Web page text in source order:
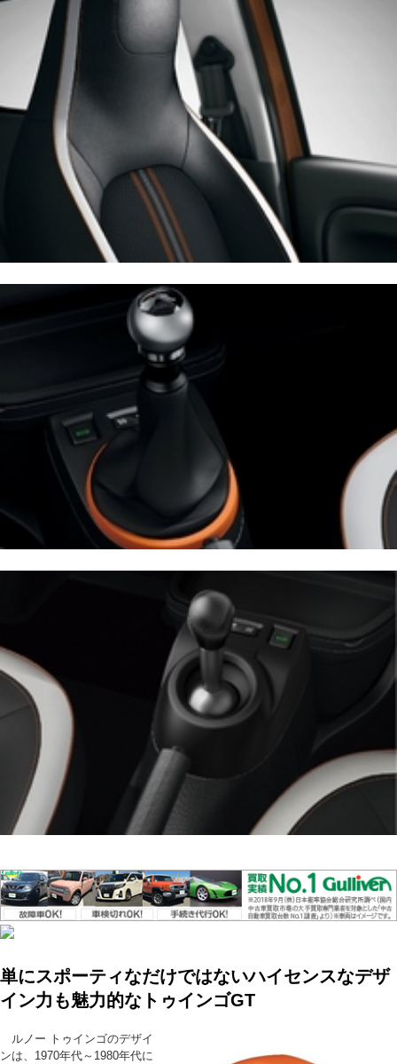
単にスポーティなだけではないハイセンスなデザ
イン力も魅力的なトゥインゴGT
ルノー トゥインゴのデザイ
ンは、1970年代～1980年代に